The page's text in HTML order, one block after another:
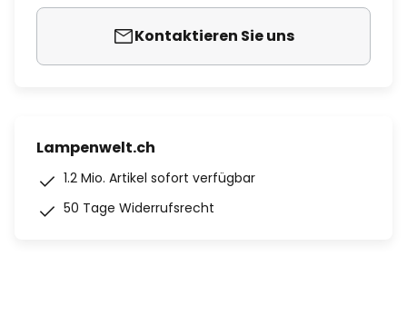
Kontaktieren Sie uns
Lampenwelt.ch
1.2 Mio. Artikel sofort verfügbar
50 Tage Widerrufsrecht